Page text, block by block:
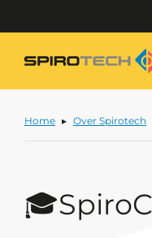
Home Over Spirotech